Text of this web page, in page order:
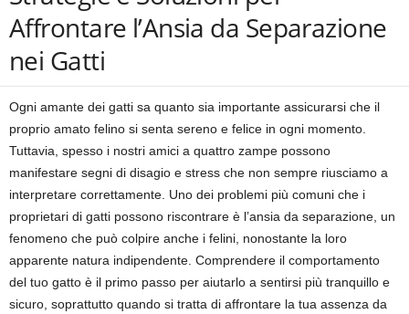
Affrontare l’Ansia da Separazione
nei Gatti
Ogni amante dei gatti sa quanto sia importante assicurarsi che il
proprio amato felino si senta sereno e felice in ogni momento.
Tuttavia, spesso i nostri amici a quattro zampe possono
manifestare segni di disagio e stress che non sempre riusciamo a
interpretare correttamente. Uno dei problemi più comuni che i
proprietari di gatti possono riscontrare è l’ansia da separazione, un
fenomeno che può colpire anche i felini, nonostante la loro
apparente natura indipendente. Comprendere il comportamento
del tuo gatto è il primo passo per aiutarlo a sentirsi più tranquillo e
sicuro, soprattutto quando si tratta di affrontare la tua assenza da